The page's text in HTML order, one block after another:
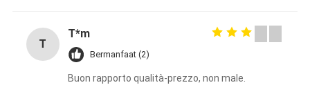
T
T*m
Bermanfaat (2)
Buon rapporto qualità-prezzo, non male.